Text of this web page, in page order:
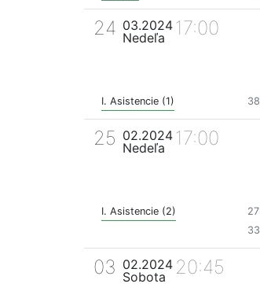
24 03.2024
Nedeľa
17:00
I. Asistencie (1)
25 02.2024
Nedeľa
17:00
I. Asistencie (2)
03 02.2024
Sobota
20:45